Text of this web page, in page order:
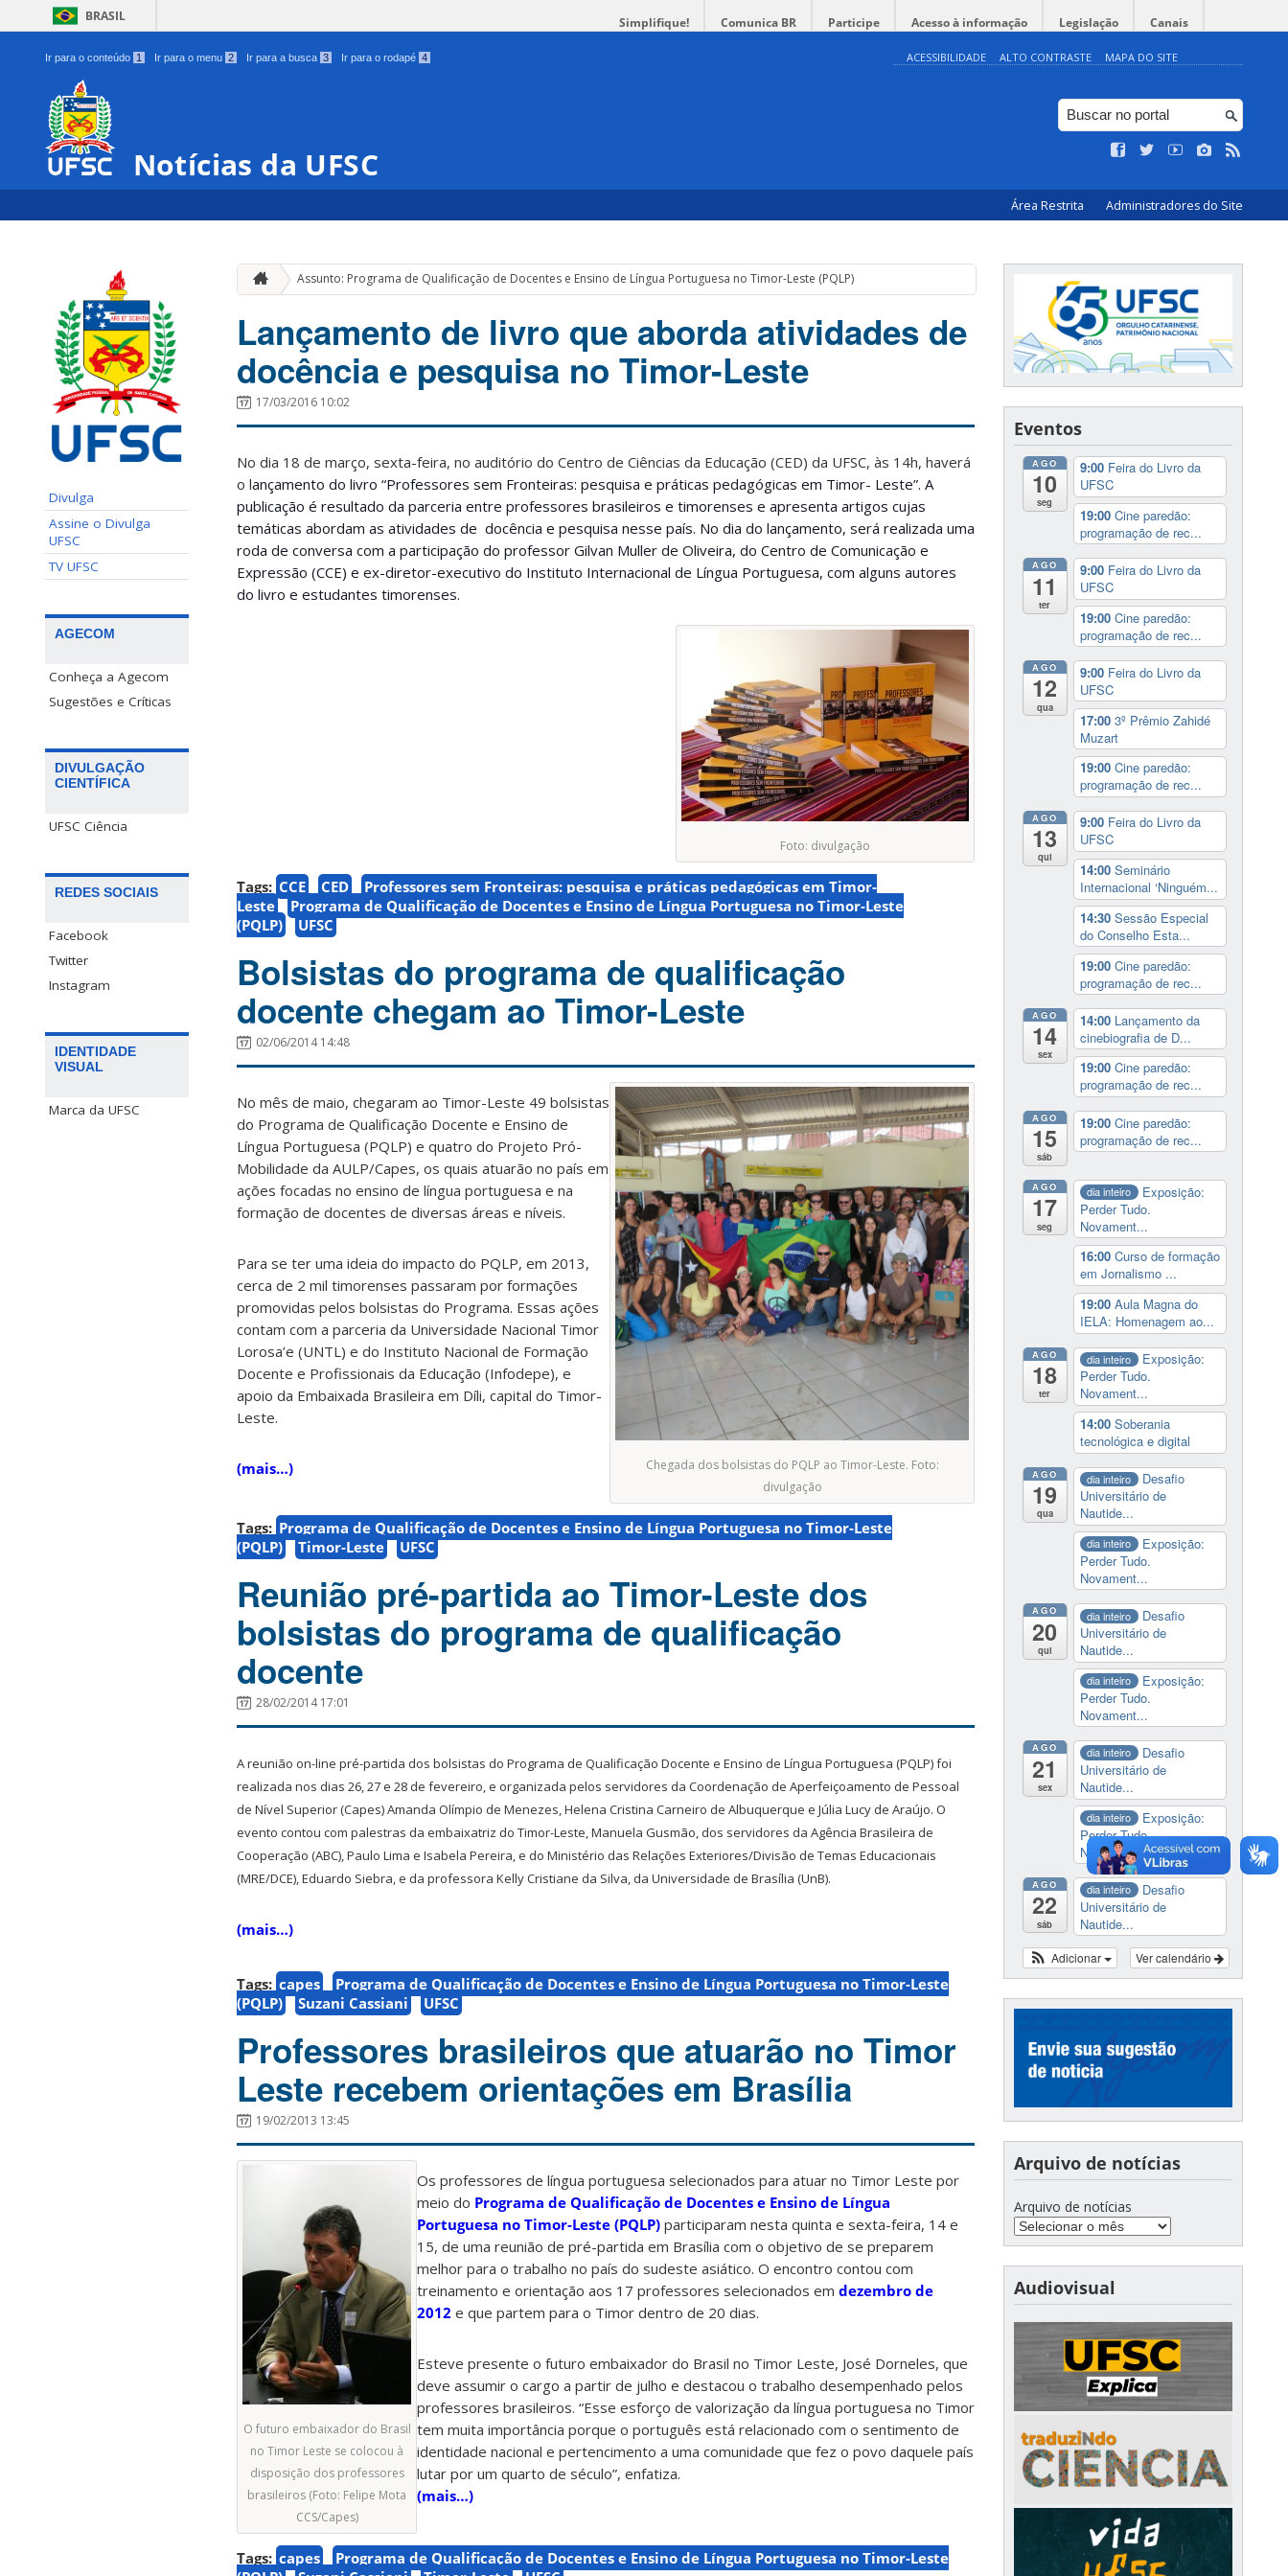
BRASIL Simplifique! Comunica BR Participe Acesso à informação Legislação Canais
Ir para o conteúdo 1 Ir para o menu 2 Ir para a busca 3 Ir para o rodapé 4 ACESSIBILIDADE ALTO CONTRASTE MAPA DO SITE
Notícias da UFSC
Área Restrita Administradores do Site
Divulga
Assine o Divulga
UFSC
TV UFSC
AGECOM
Conheça a Agecom
Sugestões e Críticas
DIVULGAÇÃO
CIENTÍFICA
UFSC Ciência
REDES SOCIAIS
Facebook
Twitter
Instagram
IDENTIDADE
VISUAL
Marca da UFSC
Assunto: Programa de Qualificação de Docentes e Ensino de Língua Portuguesa no Timor-Leste (PQLP)
Lançamento de livro que aborda atividades de
docência e pesquisa no Timor-Leste
17/03/2016 10:02
No dia 18 de março, sexta-feira, no auditório do Centro de Ciências da Educação (CED) da UFSC, às 14h, haverá
o lançamento do livro “Professores sem Fronteiras: pesquisa e práticas pedagógicas em Timor- Leste”. A
publicação é resultado da parceria entre professores brasileiros e timorenses e apresenta artigos cujas
temáticas abordam as atividades de docência e pesquisa nesse país. No dia do lançamento, será realizada uma
roda de conversa com a participação do professor Gilvan Muller de Oliveira, do Centro de Comunicação e
Expressão (CCE) e ex-diretor-executivo do Instituto Internacional de Língua Portuguesa, com alguns autores
do livro e estudantes timorenses.
Foto: divulgação
Tags: CCE CED
Professores sem Fronteiras: pesquisa e práticas pedagógicas em Timor-
Leste
Programa de Qualificação de Docentes e Ensino de Língua Portuguesa no Timor-Leste
(PQLP)
UFSC
Bolsistas do programa de qualificação
docente chegam ao Timor-Leste
02/06/2014 14:48
Chegada dos bolsistas do PQLP ao Timor-Leste. Foto:
divulgação
No mês de maio, chegaram ao Timor-Leste 49 bolsistas
do Programa de Qualificação Docente e Ensino de
Língua Portuguesa (PQLP) e quatro do Projeto Pró-
Mobilidade da AULP/Capes, os quais atuarão no país em
ações focadas no ensino de língua portuguesa e na
formação de docentes de diversas áreas e níveis.
Para se ter uma ideia do impacto do PQLP, em 2013,
cerca de 2 mil timorenses passaram por formações
promovidas pelos bolsistas do Programa. Essas ações
contam com a parceria da Universidade Nacional Timor
Lorosa’e (UNTL) e do Instituto Nacional de Formação
Docente e Profissionais da Educação (Infodepe), e
apoio da Embaixada Brasileira em Díli, capital do Timor-
Leste.
(mais…)
Tags: Programa de Qualificação de Docentes e Ensino de Língua Portuguesa no Timor-Leste
(PQLP)
Timor-Leste UFSC
Reunião pré-partida ao Timor-Leste dos
bolsistas do programa de qualificação
docente
28/02/2014 17:01
A reunião on-line pré-partida dos bolsistas do Programa de Qualificação Docente e Ensino de Língua Portuguesa (PQLP) foi
realizada nos dias 26, 27 e 28 de fevereiro, e organizada pelos servidores da Coordenação de Aperfeiçoamento de Pessoal
de Nível Superior (Capes) Amanda Olímpio de Menezes, Helena Cristina Carneiro de Albuquerque e Júlia Lucy de Araújo. O
evento contou com palestras da embaixatriz do Timor-Leste, Manuela Gusmão, dos servidores da Agência Brasileira de
Cooperação (ABC), Paulo Lima e Isabela Pereira, e do Ministério das Relações Exteriores/Divisão de Temas Educacionais
(MRE/DCE), Eduardo Siebra, e da professora Kelly Cristiane da Silva, da Universidade de Brasília (UnB).
(mais…)
Tags: capes
Programa de Qualificação de Docentes e Ensino de Língua Portuguesa no Timor-Leste
(PQLP)
Suzani Cassiani UFSC
Professores brasileiros que atuarão no Timor
Leste recebem orientações em Brasília
19/02/2013 13:45
O futuro embaixador do Brasil
no Timor Leste se colocou à
disposição dos professores
brasileiros (Foto: Felipe Mota
CCS/Capes)
Os professores de língua portuguesa selecionados para atuar no Timor Leste por
meio do Programa de Qualificação de Docentes e Ensino de Língua
Portuguesa no Timor-Leste (PQLP) participaram nesta quinta e sexta-feira, 14 e
15, de uma reunião de pré-partida em Brasília com o objetivo de se preparem
melhor para o trabalho no país do sudeste asiático. O encontro contou com
treinamento e orientação aos 17 professores selecionados em dezembro de
2012 e que partem para o Timor dentro de 20 dias.
Esteve presente o futuro embaixador do Brasil no Timor Leste, José Dorneles, que
deve assumir o cargo a partir de julho e destacou o trabalho desempenhado pelos
professores brasileiros. “Esse esforço de valorização da língua portuguesa no Timor
tem muita importância porque o português está relacionado com o sentimento de
identidade nacional e pertencimento a uma comunidade que fez o povo daquele país
lutar por um quarto de século”, enfatiza.
(mais…)
Tags: capes
Programa de Qualificação de Docentes e Ensino de Língua Portuguesa no Timor-Leste
Eventos
AGO
10
seg
9:00 Feira do Livro da
UFSC
19:00 Cine paredão:
programação de rec...
AGO
11
ter
9:00 Feira do Livro da
UFSC
19:00 Cine paredão:
programação de rec...
AGO
12
qua
9:00 Feira do Livro da
UFSC
17:00 3º Prêmio Zahidé
Muzart
19:00 Cine paredão:
programação de rec...
AGO
13
qui
9:00 Feira do Livro da
UFSC
14:00 Seminário
Internacional ‘Ninguém...
14:30 Sessão Especial
do Conselho Esta...
19:00 Cine paredão:
programação de rec...
AGO
14
sex
14:00 Lançamento da
cinebiografia de D...
19:00 Cine paredão:
programação de rec...
AGO
15
sáb
19:00 Cine paredão:
programação de rec...
AGO
17
seg
dia inteiro
Exposição:
Perder Tudo.
Novament...
16:00 Curso de formação
em Jornalismo ...
19:00 Aula Magna do
IELA: Homenagem ao...
AGO
18
ter
dia inteiro
Exposição:
Perder Tudo.
Novament...
14:00 Soberania
tecnológica e digital
AGO
19
qua
dia inteiro
Desafio
Universitário de
Nautide...
dia inteiro
Exposição:
Perder Tudo.
Novament...
AGO
20
qui
dia inteiro
Desafio
Universitário de
Nautide...
dia inteiro
Exposição:
Perder Tudo.
Novament...
AGO
21
sex
dia inteiro
Desafio
Universitário de
Nautide...
dia inteiro
Exposição:
Perder Tudo.
Novament...
AGO
22
sáb
dia inteiro
Desafio
Universitário de
Nautide...
Ver calendário
Adicionar
Arquivo de notícias
Arquivo de notícias
Audiovisual